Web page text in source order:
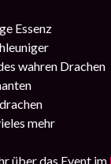
Essenz
wahren Drachen
mehr
über das Event im